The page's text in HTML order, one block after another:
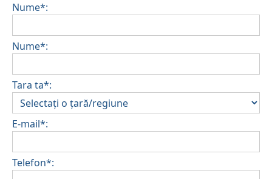
Nume*:
Nume*:
Tara ta*:
E-mail*:
Telefon*: